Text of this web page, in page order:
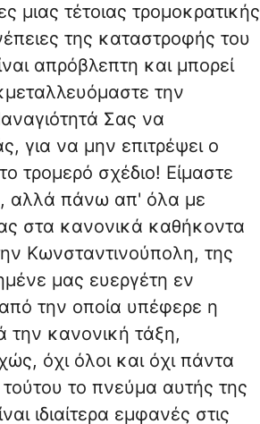
μιας τέτοιας τρομοκρατικής
της καταστροφής του
απρόβλεπτη και μπορεί
την
Σας να
για να μην επιτρέψει ο
τρομερό σχέδιο! Είμαστε
αλλά πάνω απ' όλα με
στα κανονικά καθήκοντα
Κωνσταντινούπολη, της
μας ευεργέτη εν
την οποία υπέφερε η
κανονική τάξη,
όχι όλοι και όχι πάντα
το πνεύμα αυτής της
ιδιαίτερα εμφανές στις